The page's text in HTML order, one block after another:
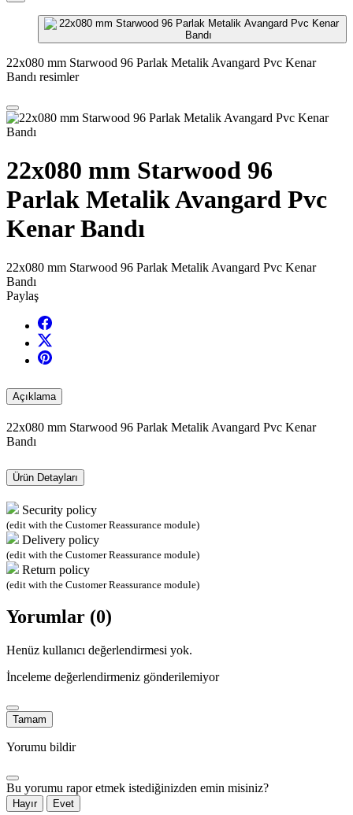
22x080 mm Starwood 96 Parlak Metalik Avangard Pvc Kenar
Bandı resimler
22x080 mm Starwood 96
Parlak Metalik Avangard Pvc
Kenar Bandı
22x080 mm Starwood 96 Parlak Metalik Avangard Pvc Kenar
Bandı
Paylaş
Açıklama
22x080 mm Starwood 96 Parlak Metalik Avangard Pvc Kenar
Bandı
Ürün Detayları
Security policy
(edit with the Customer Reassurance module)
Delivery policy
(edit with the Customer Reassurance module)
Return policy
(edit with the Customer Reassurance module)
Yorumlar (0)
Henüz kullanıcı değerlendirmesi yok.
İnceleme değerlendirmeniz gönderilemiyor
Tamam
Yorumu bildir
Bu yorumu rapor etmek istediğinizden emin misiniz?
Hayır Evet